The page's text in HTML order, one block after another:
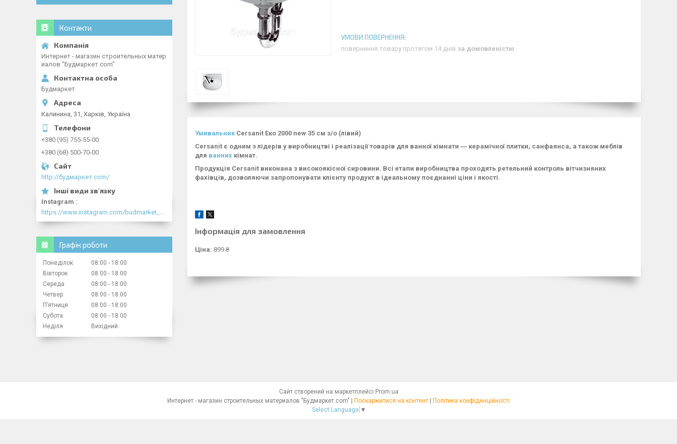
повернення товару протягом 14 днів за домовленістю
УмивальникCersanit Еко 2000 new 35 см з/о (лівий)
Cersanit є одним з лідерів у виробництві і реалізації товарів для ванної кімнати ― керамічної плитки, санфаянса, а також меблів
для ванних кімнат.
Продукція Cersanit виконана з високоякісної сировини. Всі етапи виробництва проходять ретельний контроль вітчизняних
фахівців, дозволяючи запропонувати клієнту продукт в ідеальному поєднанні ціни і якості.
Інформація для замовлення
Ціна: 899 ₴
Контакти
Интернет - магазин строительных матер
иалов "Будмаркет.com"
Будмаркет
Калинина, 31, Харків, Україна
+380 (95) 755-55-00
+380 (68) 500-70-00
http://будмаркет.com/
Instagram
Графік роботи
Понеділок 08:00
18:00
Вівторок
08:00
18:00
Середа
08:00
18:00
Четвер
08:00
18:00
Пʼятниця
08:00
18:00
Субота
08:00
18:00
Неділя
Вихідний
Сайт створений на маркетплейсі Prom.ua
Интернет - магазин строительных материалов "Будмаркет.com" | Поскаржитися на контент | Політика конфіденційності
Select Language ▼